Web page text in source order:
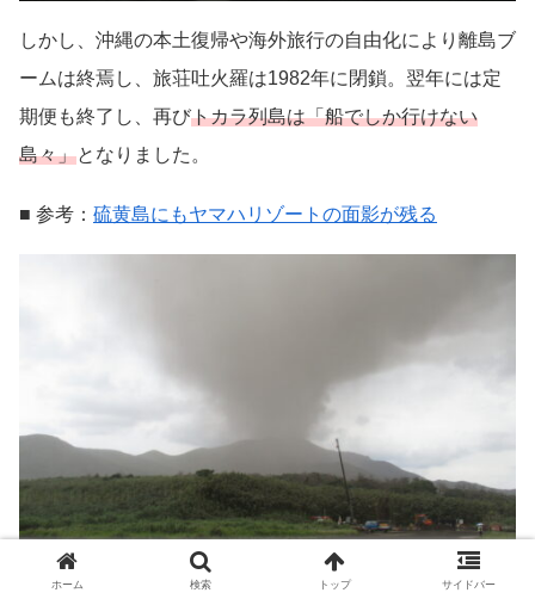
しかし、沖縄の本土復帰や海外旅行の自由化により離島ブ
ームは終焉し、旅荘吐火羅は1982年に閉鎖。翌年には定
期便も終了し、再びトカラ列島は「船でしか行けない
島々」となりました。
■ 参考： 硫黄島にもヤマハリゾートの面影が残る
ホーム 検索 トップ サイドバー